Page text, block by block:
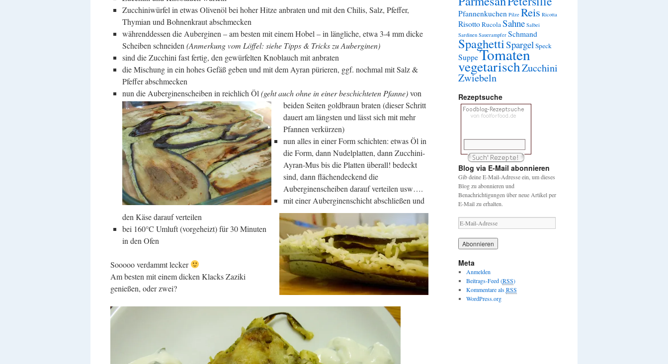
Zucchiniwürfel in etwas Olivenöl bei hoher Hitze anbraten und mit den Chilis, Salz, Pfeffer,
Thymian und Bohnenkraut abschmecken
währenddessen die Auberginen – am besten mit einem Hobel – in längliche, etwa 3-4 mm dicke
Scheiben schneiden (Anmerkung vom Löffel: siehe Tipps & Tricks zu Auberginen)
sind die Zucchini fast fertig, den gewürfelten Knoblauch mit anbraten
die Mischung in ein hohes Gefäß geben und mit dem Ayran pürieren, ggf. nochmal mit Salz &
Pfeffer abschmecken
nun die Auberginenscheiben in reichlich Öl (geht auch ohne in einer beschichteten Pfanne)von
beiden Seiten goldbraun braten (dieser Schritt
dauert am längsten und lässt sich mit mehr
Pfannen verkürzen)
nun alles in einer Form schichten: etwas Öl in
die Form, dann Nudelplatten, dann Zucchini-
Ayran-Mus bis die Platten überall! bedeckt
sind, dann flächendeckend die
Auberginenscheiben darauf verteilen usw….
mit einer Auberginenschichtabschließen und
den Käse darauf verteilen
bei 160°C Umluft (vorgeheizt) für 30 Minuten
in den Ofen
Sooooo verdammt lecker
Am besten mit einem dicken Klacks Zaziki
genießen, oder zwei?
Pfannenkuchen Pilze Reis Ricotta
RisottoRucolaSahne Salbei
Sardinen Sauerampfer Schmand
SpaghettiSpargelSpeck
SuppeTomaten
vegetarischZucchini
Zwiebeln
Rezeptsuche
Blog via E-Mail abonnieren
Gib deine E-Mail-Adresse ein, um dieses
Blog zu abonnieren und
Benachrichtigungen über neue Artikel per
E-Mail zu erhalten.
E
-
M
a
l
-
A
d
r
Meta
Anmelden
Beitrags-Feed (RSS)
Kommentare alsRSS
WordPress.org